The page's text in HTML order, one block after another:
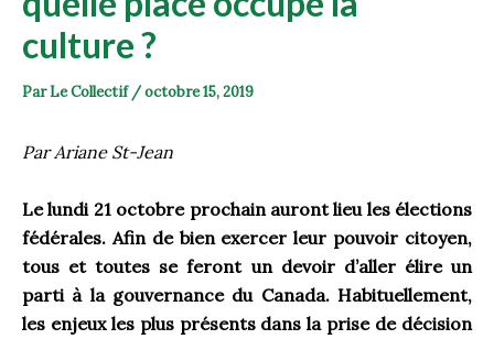
culture ?
ParLe Collectif /octobre 15, 2019
Par Ariane St-Jean
Le lundi 21 octobre prochain auront lieu les élections
fédérales. Afin de bien exercer leur pouvoir citoyen,
tous et toutes se feront un devoir d’aller élire un
parti à la gouvernance du Canada. Habituellement,
les enjeux les plus présents dans la prise de décision